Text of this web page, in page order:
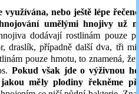
nebo ještě lépe
umělými hnojivy už
dodávají rostlinám pouze
draslík, případně další dva, tři
pouze hmotu, to znamená, že
Pokud však jde o výživnou
měly plodiny řekněme